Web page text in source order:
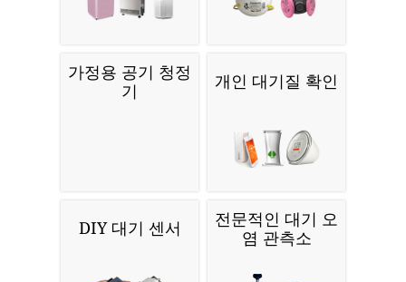
가정용 공기 청정
기
개인 대기질 확인
DIY 대기 센서
전문적인 대기 오
염 관측소